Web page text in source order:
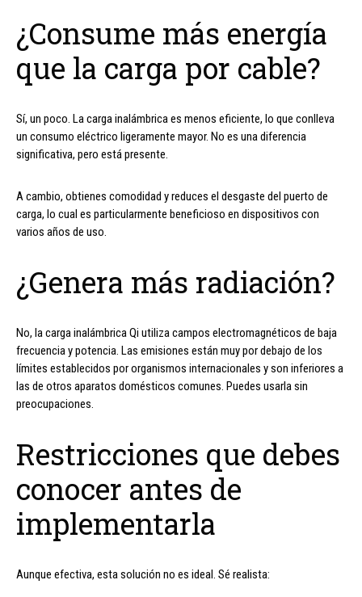
¿Consume más energía
que la carga por cable?
Sí, un poco. La carga inalámbrica es menos eficiente, lo que conlleva
un consumo eléctrico ligeramente mayor. No es una diferencia
significativa, pero está presente.
A cambio, obtienes comodidad y reduces el desgaste del puerto de
carga, lo cual es particularmente beneficioso en dispositivos con
varios años de uso.
¿Genera más radiación?
No, la carga inalámbrica Qi utiliza campos electromagnéticos de baja
frecuencia y potencia. Las emisiones están muy por debajo de los
límites establecidos por organismos internacionales y son inferiores a
las de otros aparatos domésticos comunes. Puedes usarla sin
preocupaciones.
Restricciones que debes
conocer antes de
implementarla
Aunque efectiva, esta solución no es ideal. Sé realista: